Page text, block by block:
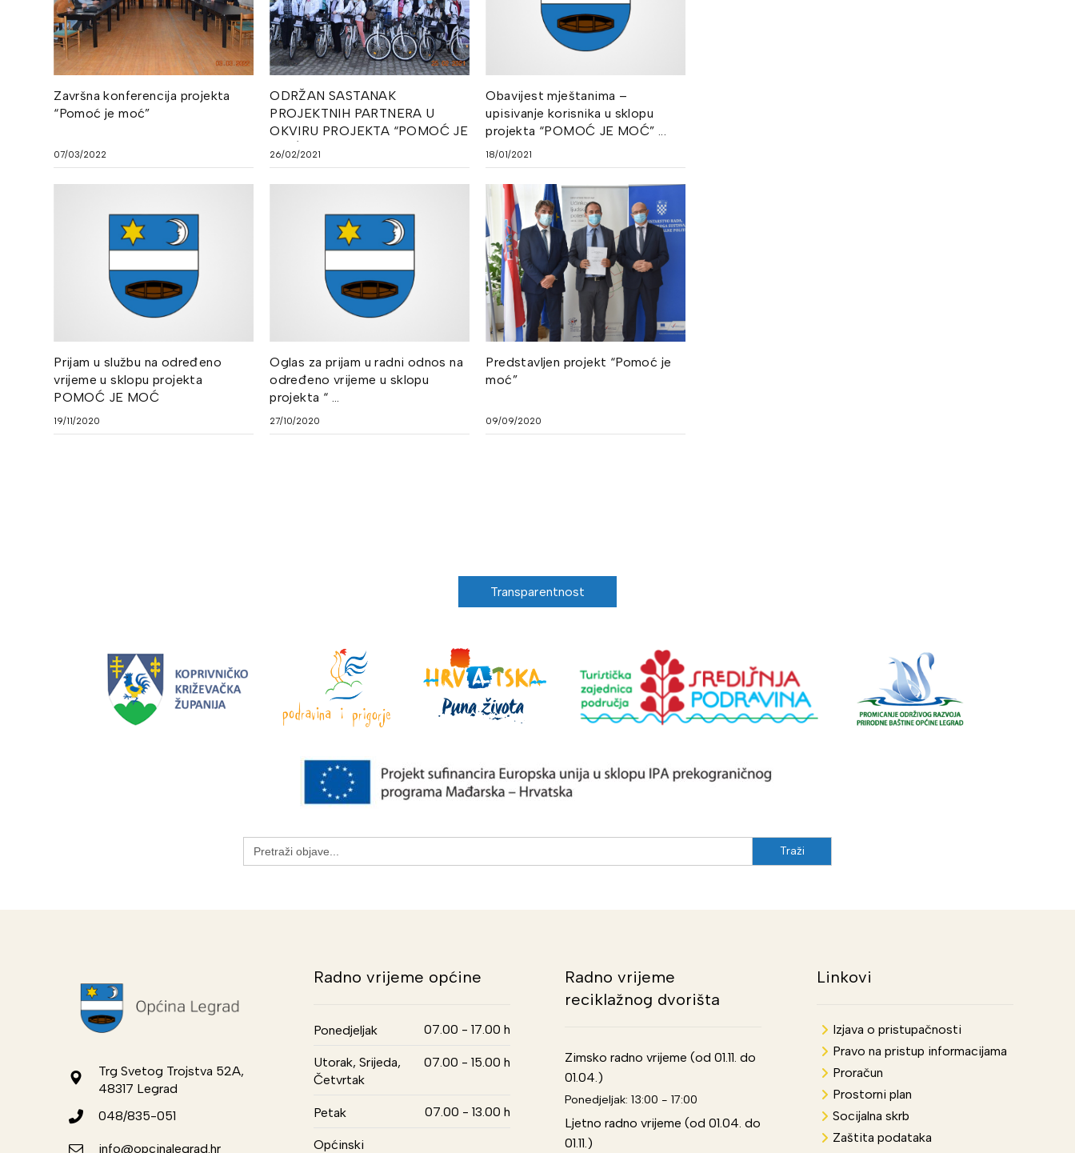
Završna konferencija projekta
“Pomoć je moć”
07/03/2022
ODRŽAN SASTANAK
PROJEKTNIH PARTNERA U
OKVIRU PROJEKTA “POMOĆ JE
MOĆ”
26/02/2021
Obavijest mještanima –
upisivanje korisnika u sklopu
projekta “POMOĆ JE MOĆ” ...
18/01/2021
Prijam u službu na određeno
vrijeme u sklopu projekta
POMOĆ JE MOĆ
19/11/2020
Oglas za prijam u radni odnos na
određeno vrijeme u sklopu
projekta “ ...
27/10/2020
Predstavljen projekt “Pomoć je
moć”
09/09/2020
Transparentnost
Search
for:
Trg Svetog Trojstva 52A,
48317 Legrad
048/835-051
info@opcinalegrad.hr
Radno vrijeme općine
Ponedjeljak 07.00 - 17.00 h
Utorak, Srijeda,
Četvrtak
07.00 - 15.00 h
Petak 07.00 - 13.00 h
Općinski
Radno vrijeme
reciklažnog dvorišta
Zimsko radno vrijeme (od 01.11. do
01.04.)
Ponedjeljak: 13:00 - 17:00
Ljetno radno vrijeme (od 01.04. do
01.11.)
Linkovi
Izjava o pristupačnosti
Pravo na pristup informacijama
Proračun
Prostorni plan
Socijalna skrb
Zaštita podataka